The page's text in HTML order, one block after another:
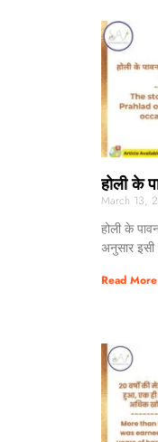
होली के
March 13,
होली के
अनुसार इसी
Read